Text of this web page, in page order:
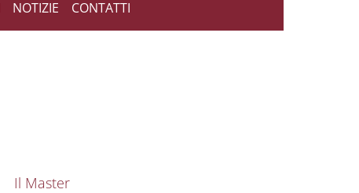
NOTIZIE CONTATTI
MAIN NAVIGATION
Il Master